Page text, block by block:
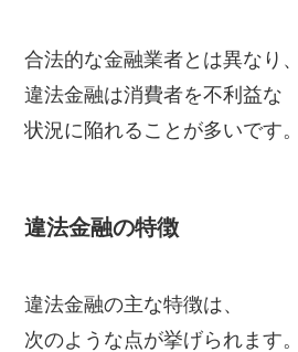
合法的な金融業者とは異なり、
違法金融は消費者を不利益な
状況に陥れることが多いです。
違法金融の特徴
違法金融の主な特徴は、
次のような点が挙げられます。